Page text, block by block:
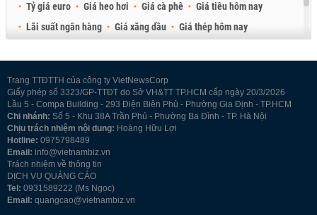
Tỷ giá euro
Giá heo hơi Giá cà phê
Giá tiêu hôm nay
Lãi suất ngân hàng
Giá xăng dầu
Giá thép hôm nay
Trang TTĐTTH của công ty VietNewsCorp
Giấy phép số 3323/GP-TTĐT do Sở VH&TT TP.HCM cấp ngày 20/3/2026
Lầu 5 - Compa Building - 293 Điện Biên Phủ - Phường Gia Định - TP.HCM
Chi nhánh: Số 5 - Khu 38A Trần Phú - Phường Ba Đình - TP. Hà Nội
Chịu trách nhiệm nội dung: Hoàng Hữu Lợi
Hotline: 0975798489
Email: info@vietnambiz.vn
Trách nhiệm về thông tin
DỊCH VỤ QUẢNG CÁO
Tel: 0931589222 (Ms Ngọc)
Email: quangcao@vietnambiz.vn